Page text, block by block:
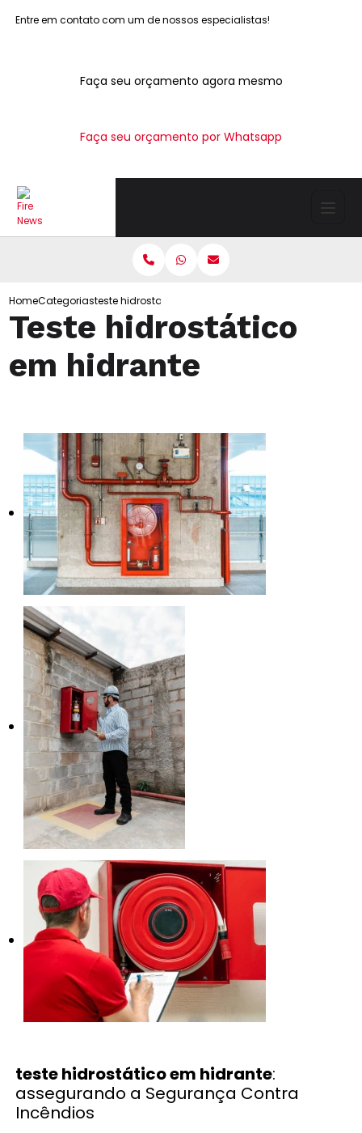
Entre em contato com um de nossos especialistas!
Faça seu orçamento agora mesmo
Faça seu orçamento por Whatsapp
HomeCategoriasteste hidrostatico hidrante
Teste hidrostático
em hidrante
teste hidrostático em hidrante:
assegurando a Segurança Contra
Incêndios